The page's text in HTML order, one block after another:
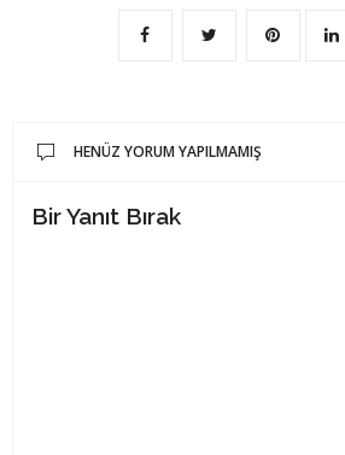
HENÜZ YORUM YAPILMAMIŞ
Bir Yanıt Bırak